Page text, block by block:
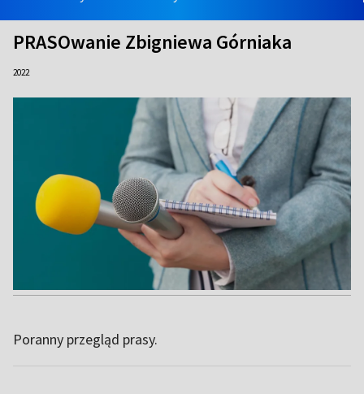
PRASOwanie Zbigniewa Górniaka
2022
Poranny przegląd prasy.